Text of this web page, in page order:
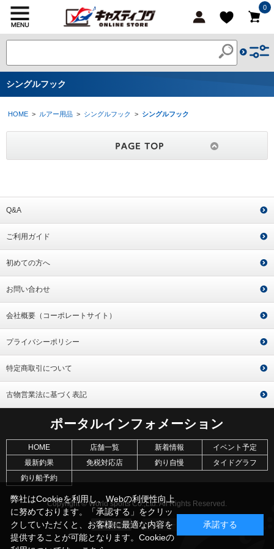
0
シングルフック
HOME > ルアー用品 > シングルフック > シングルフック
Q&A
ご利用ガイド
初めての方へ
お問い合わせ
会社概要（コーポレートサイト）
プライバシーポリシー
特定商取引について
古物営業法に基づく表記
ポータルインフォメーション
HOME 店舗一覧 新着情報
イベント予定
最新釣果
免税対応店 釣り自慢
タイドグラフ
釣り船予約
Copyright © World sports Co.,Ltd. All Rights Reserved.
弊社はCookieを利用し、Webの利便性向上
に努めております。「承認する」をクリッ
クしていただくと、お客様に最適な内容を
提供することが可能となります。Cookieの
承諾する